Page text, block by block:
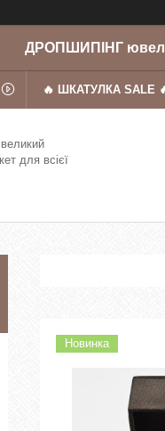
ДРОПШИПІНГ
🔥 ШКАТУЛКА SALE
для всієї
Новинка